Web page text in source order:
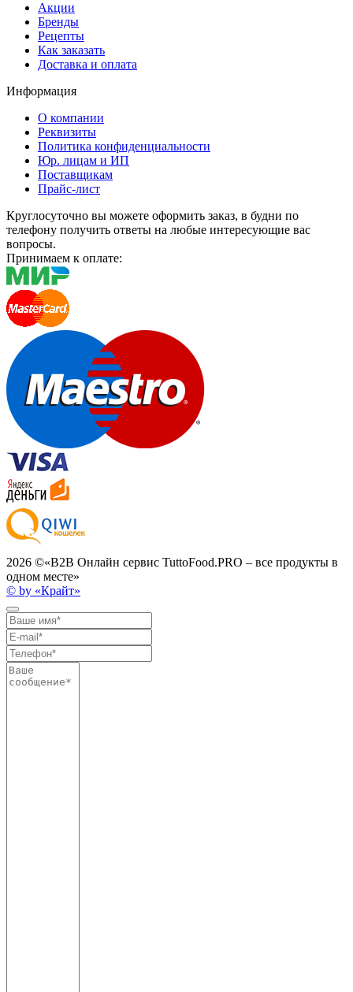
Акции
Бренды
Рецепты
Как заказать
Доставка и оплата
Информация
О компании
Реквизиты
Политика конфиденциальности
Юр. лицам и ИП
Поставщикам
Прайс-лист
Круглосуточно вы можете оформить заказ, в будни по
телефону получить ответы на любые интересующие вас
вопросы.
Принимаем к оплате:
2026 ©«B2B Онлайн сервис TuttoFood.PRO – все продукты в
одном месте»
© by «Крайт»